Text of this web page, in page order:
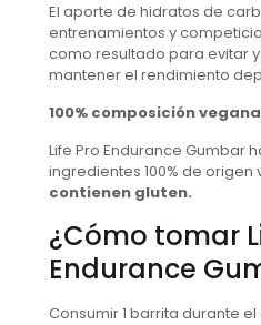
El aporte de hidratos de
entrenamientos y
como resultado para evitar
mantener el rendimiento
100% composición
Life Pro Endurance Gumbar
ingredientes 100% de
contienen gluten.
¿Cómo tomar
Endurance
Consumir 1 barrita durante